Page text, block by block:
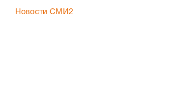
Новости СМИ2